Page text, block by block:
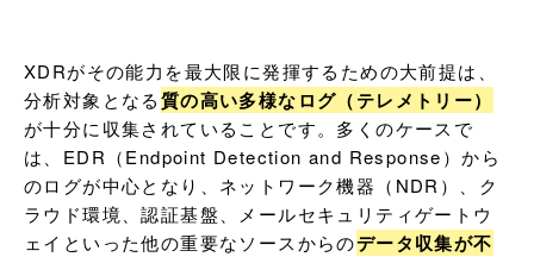
XDRがその能力を最大限に発揮するための大前提は、
分析対象となる質の高い多様なログ（テレメトリー）
が十分に収集されていることです。多くのケースで
は、EDR（Endpoint Detection and Response）から
のログが中心となり、ネットワーク機器（NDR）、ク
ラウド環境、認証基盤、メールセキュリティゲートウ
ェイといった他の重要なソースからのデータ収集が不